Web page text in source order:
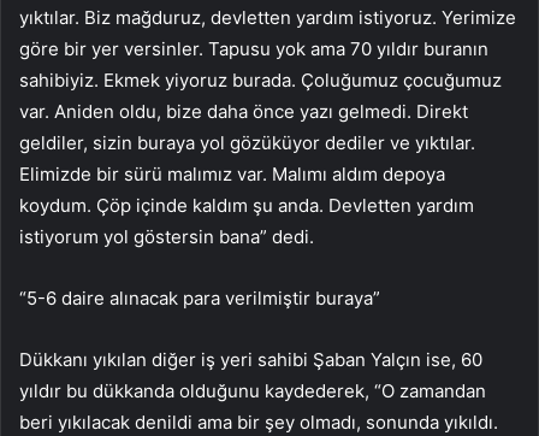
yıktılar. Biz mağduruz, devletten yardım istiyoruz. Yerimize
göre bir yer versinler. Tapusu yok ama 70 yıldır buranın
sahibiyiz. Ekmek yiyoruz burada. Çoluğumuz çocuğumuz
var. Aniden oldu, bize daha önce yazı gelmedi. Direkt
geldiler, sizin buraya yol gözüküyor dediler ve yıktılar.
Elimizde bir sürü malımız var. Malımı aldım depoya
koydum. Çöp içinde kaldım şu anda. Devletten yardım
istiyorum yol göstersin bana” dedi.
“5-6 daire alınacak para verilmiştir buraya”
Dükkanı yıkılan diğer iş yeri sahibi Şaban Yalçın ise, 60
yıldır bu dükkanda olduğunu kaydederek, “O zamandan
beri yıkılacak denildi ama bir şey olmadı, sonunda yıkıldı.